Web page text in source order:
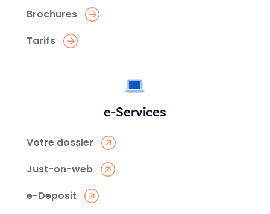
Brochures
Tarifs
e-Services
Votre dossier
Just-on-web
e-Deposit